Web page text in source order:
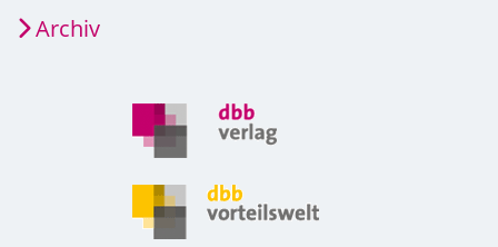
Archiv